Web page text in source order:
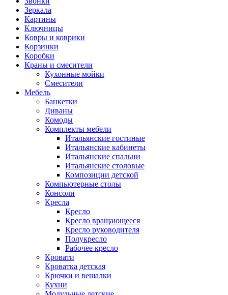
Зеркала
Картины
Ключницы
Ковры и коврики
Корзинки
Коробки
Краны и смесители
Кухонные мойки
Смесители
Мебель
Банкетки
Диваны
Комоды
Комплекты мебели
Итальянские гостиные
Итальянские кабинеты
Итальянские спальни
Итальянские столовые
Композиции детской
Компьютерные столы
Консоли
Кресла
Кресло
Кресло вращающееся
Кресло руководителя
Полукресло
Рабочее кресло
Кровати
Кроватка детская
Крючки и вешалки
Кухни